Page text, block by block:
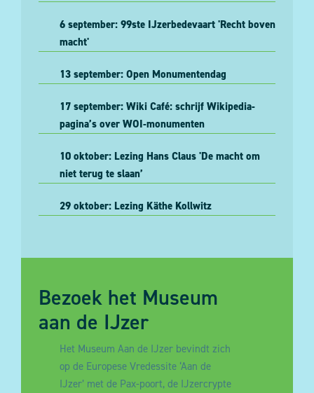
6 september: 99ste IJzerbedevaart 'Recht boven
macht'
13 september: Open Monumentendag
17 september: Wiki Café: schrijf Wikipedia-
pagina’s over WOI-monumenten
10 oktober: Lezing Hans Claus 'De macht om
niet terug te slaan’
29 oktober: Lezing Käthe Kollwitz
Bezoek het Museum
aan de IJzer
Het Museum Aan de IJzer bevindt zich
op de Europese Vredessite ‘Aan de
IJzer’ met de Pax-poort, de IJzercrypte